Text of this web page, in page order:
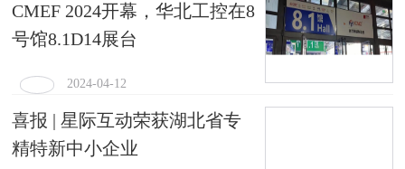
CMEF 2024开幕，华北工控在8
号馆8.1D14展台
2024-04-12
喜报 | 星际互动荣获湖北省专
精特新中小企业